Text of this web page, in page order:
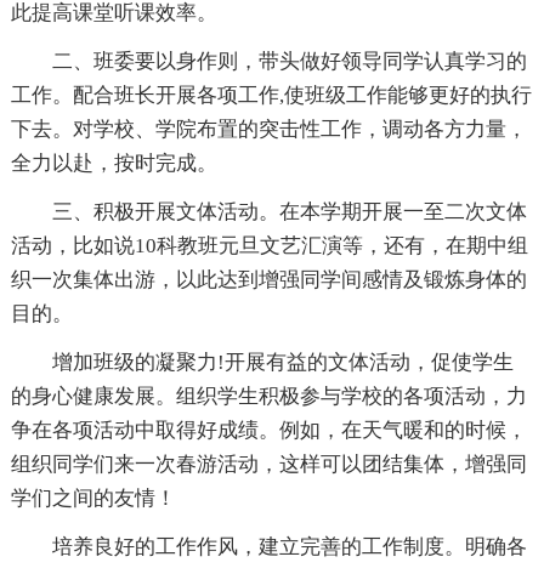
此提高课堂听课效率。
二、班委要以身作则，带头做好领导同学认真学习的
工作。配合班长开展各项工作,使班级工作能够更好的执行
下去。对学校、学院布置的突击性工作，调动各方力量，
全力以赴，按时完成。
三、积极开展文体活动。在本学期开展一至二次文体
活动，比如说10科教班元旦文艺汇演等，还有，在期中组
织一次集体出游，以此达到增强同学间感情及锻炼身体的
目的。
增加班级的凝聚力!开展有益的文体活动，促使学生
的身心健康发展。组织学生积极参与学校的各项活动，力
争在各项活动中取得好成绩。例如，在天气暖和的时候，
组织同学们来一次春游活动，这样可以团结集体，增强同
学们之间的友情！
培养良好的工作作风，建立完善的工作制度。明确各